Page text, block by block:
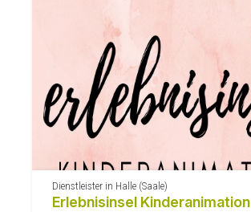
Dienstleister in Halle (Saale)
Erlebnisinsel Kinderanimation